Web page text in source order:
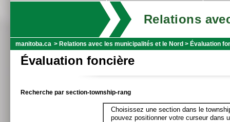
Relations
manitoba.ca > Relations avec les municipalités et le Nord > Évaluation
Évaluation foncière
Recherche par section-township-rang
Choisissez une section dans le
pouvez positionner votre curseur dans